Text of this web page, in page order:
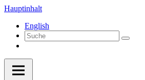
Hauptinhalt
English